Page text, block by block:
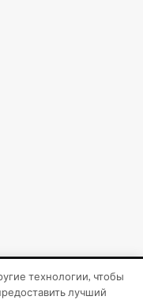
|CoverNewsот AF
технологии, чтобы
лучший